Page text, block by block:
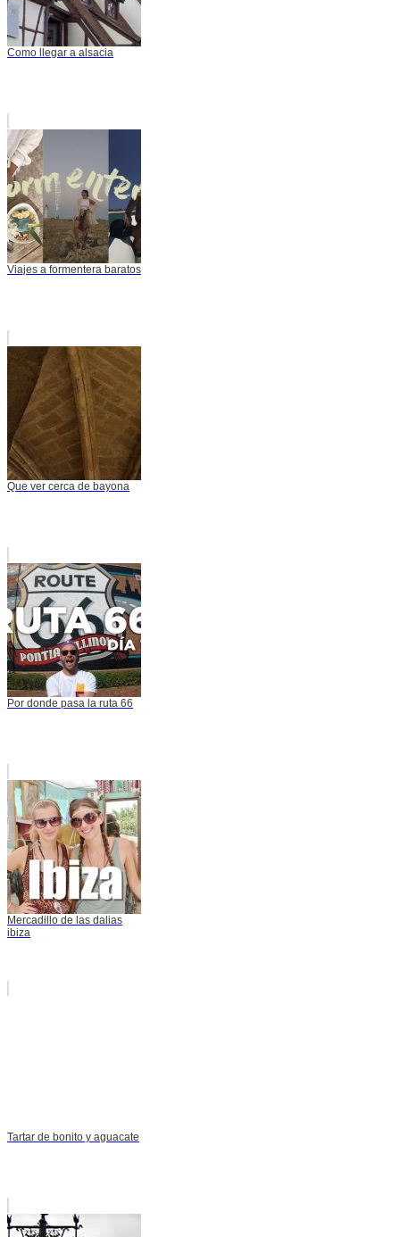
Como llegar a alsacia
Viajes a formentera baratos
Que ver cerca de bayona
Por donde pasa la ruta 66
Mercadillo de las dalias
ibiza
Tartar de bonito y aguacate